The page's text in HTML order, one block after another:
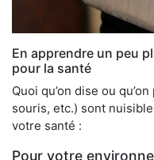
En apprendre un peu
pour la santé
Quoi qu’on dise ou
souris, etc.) sont
votre santé :
Pour votre